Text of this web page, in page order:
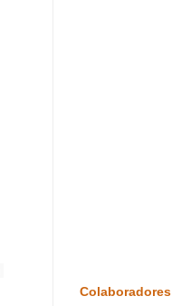
Colaboradores